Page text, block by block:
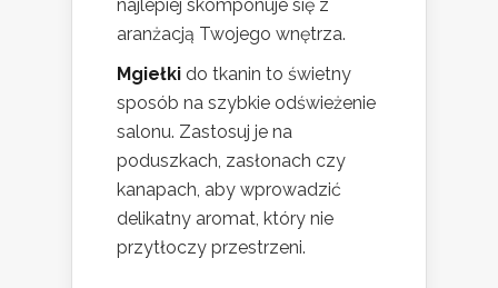
najlepiej skomponuje się z
aranżacją Twojego wnętrza.
Mgiełki do tkanin to świetny
sposób na szybkie odświeżenie
salonu. Zastosuj je na
poduszkach, zasłonach czy
kanapach, aby wprowadzić
delikatny aromat, który nie
przytłoczy przestrzeni.